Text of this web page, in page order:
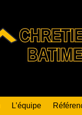
L’équipe